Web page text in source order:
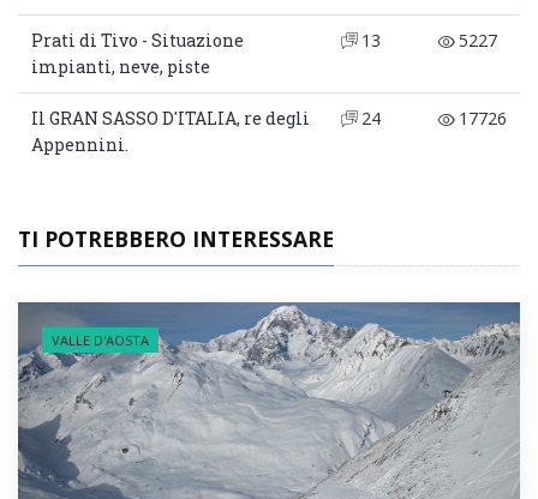
Prati di Tivo - Situazione
impianti, neve, piste
13 5227
Il GRAN SASSO D'ITALIA, re degli
Appennini.
24 17726
TI POTREBBERO INTERESSARE
VALLE D'AOSTA